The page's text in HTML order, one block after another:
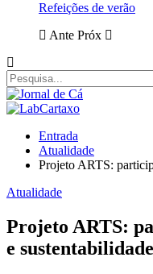
Refeições de verão
Ante Próx
Entrada
Atualidade
Projeto ARTS:
Atualidade
Projeto ARTS:
e sustentabilidade